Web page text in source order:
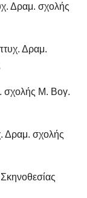
Δραμ. σχολής
Δραμ.
σχολής Μ. Βογ.
Δραμ. σχολής